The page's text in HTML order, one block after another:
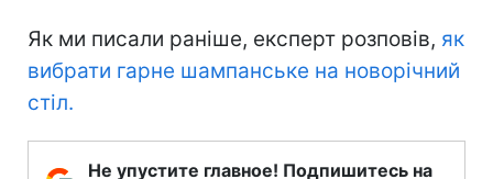
Як ми писали раніше, експерт розповів, як
вибрати гарне шампанське на новорічний
стіл.
Не упустите главное! Подпишитесь на